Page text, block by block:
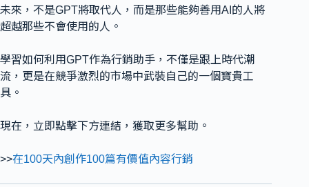
未來，不是GPT將取代人，而是那些能夠善用AI的人將
超越那些不會使用的人。
學習如何利用GPT作為行銷助手，不僅是跟上時代潮
流，更是在競爭激烈的市場中武裝自己的一個寶貴工
具。
現在，立即點擊下方連結，獲取更多幫助。
>>在100天內創作100篇有價值內容行銷